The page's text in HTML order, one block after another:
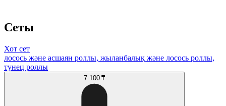
Сеты
Хот сет
лосось және асшаян роллы, жыланбалық және лосось роллы,
тунец роллы
7 100 ₸